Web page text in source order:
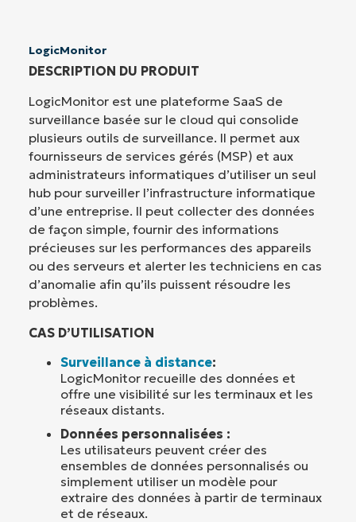
LogicMonitor
DESCRIPTION DU PRODUIT
LogicMonitor est une plateforme SaaS de
surveillance basée sur le cloud qui consolide
plusieurs outils de surveillance. Il permet aux
fournisseurs de services gérés (MSP) et aux
administrateurs informatiques d’utiliser un seul
hub pour surveiller l’infrastructure informatique
d’une entreprise. Il peut collecter des données
de façon simple, fournir des informations
précieuses sur les performances des appareils
ou des serveurs et alerter les techniciens en cas
d’anomalie afin qu’ils puissent résoudre les
problèmes.
CAS D’UTILISATION
Surveillance à distance:
LogicMonitor recueille des données et
offre une visibilité sur les terminaux et les
réseaux distants.
Données personnalisées :
Les utilisateurs peuvent créer des
ensembles de données personnalisés ou
simplement utiliser un modèle pour
extraire des données à partir de terminaux
et de réseaux.